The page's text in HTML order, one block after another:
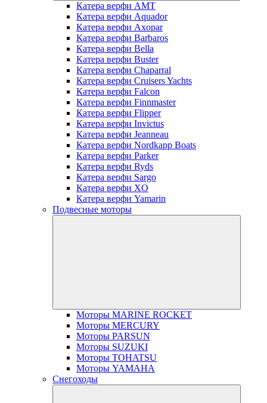
Катера верфи AMT
Катера верфи Aquador
Катера верфи Axopar
Катера верфи Barbaros
Катера верфи Bella
Катера верфи Buster
Катера верфи Chaparral
Катера верфи Cruisers Yachts
Катера верфи Falcon
Катера верфи Finnmaster
Катера верфи Flipper
Катера верфи Invictus
Катера верфи Jeanneau
Катера верфи Nordkapp Boats
Катера верфи Parker
Катера верфи Ryds
Катера верфи Sargo
Катера верфи XO
Катера верфи Yamarin
Подвесные моторы
Моторы MARINE ROCKET
Моторы MERCURY
Моторы PARSUN
Моторы SUZUKI
Моторы TOHATSU
Моторы YAMAHA
Снегоходы